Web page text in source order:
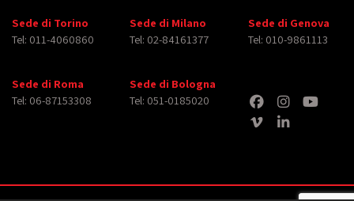
Sede di Torino
Tel: 011-4060860
Sede di Milano
Tel: 02-84161377
Sede di Genova
Tel: 010-9861113
Sede di Roma
Tel: 06-87153308
Sede di Bologna
Tel: 051-0185020